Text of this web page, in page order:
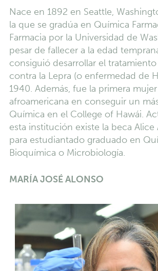
Nace en 1892 en Seattle,
la que se gradúa en Química
Farmacia por la Universidad de
pesar de fallecer a la edad
consiguió desarrollar el
contra la Lepra (o enfermedad de
1940. Además, fue la primera
afroamericana en conseguir un
Química en el College of Hawái.
esta institución existe la beca Alice
para estudiantado graduado en
Bioquímica o Microbiología.
MARÍA JOSÉ ALONSO